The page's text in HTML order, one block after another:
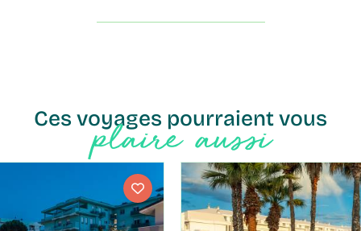
Ces voyages pourraient vous
plaire aussi